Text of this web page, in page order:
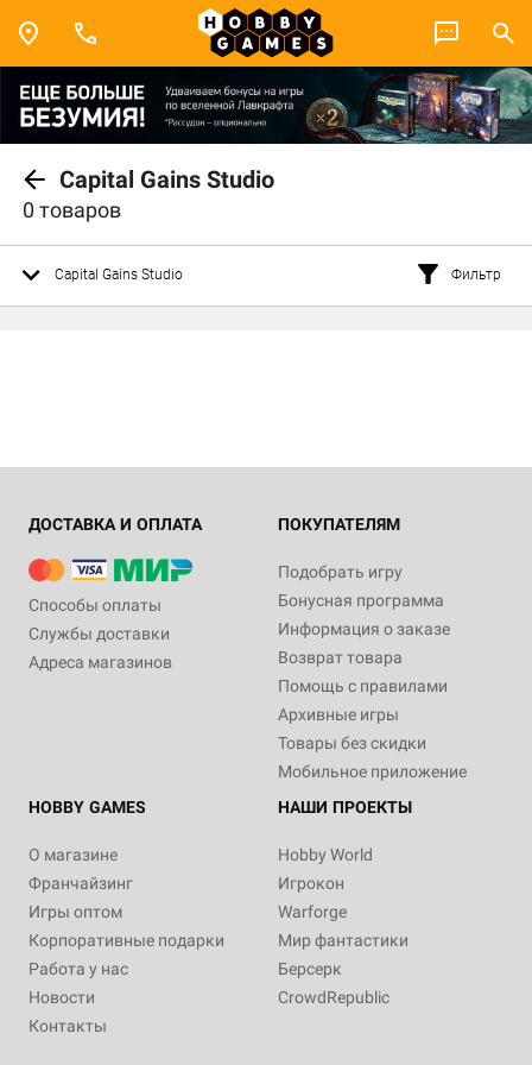
Capital Gains Studio
0 товаров
Capital Gains Studio Фильтр
ДОСТАВКА И ОПЛАТА
Способы оплаты
Службы доставки
Адреса магазинов
ПОКУПАТЕЛЯМ
Подобрать игру
Бонусная программа
Информация о заказе
Возврат товара
Помощь с правилами
Архивные игры
Товары без скидки
Мобильное приложение
HOBBY GAMES
О магазине
Франчайзинг
Игры оптом
Корпоративные подарки
Работа у нас
Новости
Контакты
НАШИ ПРОЕКТЫ
Hobby World
Игрокон
Warforge
Мир фантастики
Берсерк
CrowdRepublic